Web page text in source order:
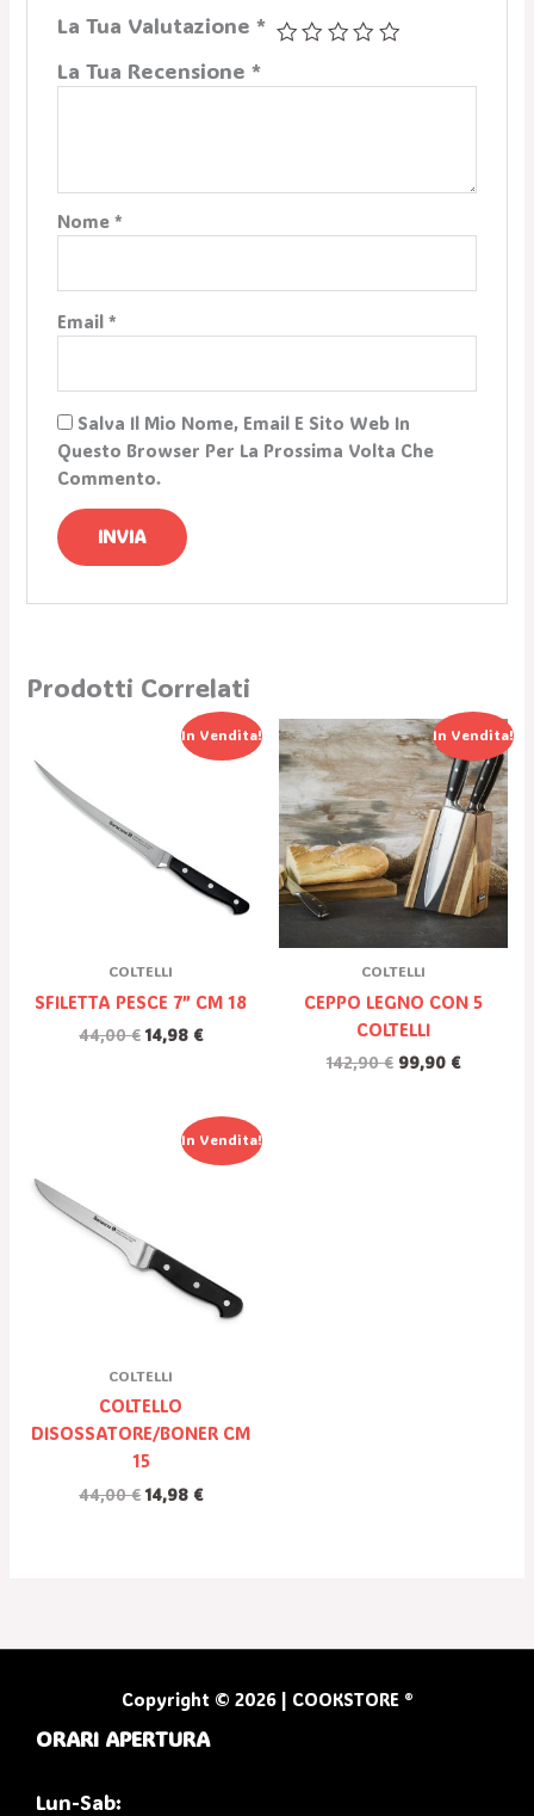
La Tua Valutazione *
La Tua Recensione *
Nome *
Email *
Salva Il Mio Nome, Email E Sito Web In
Questo Browser Per La Prossima Volta Che
Commento.
Prodotti Correlati
In Vendita!
COLTELLI
SFILETTA PESCE 7” CM 18
44,00€
Prezzo
14,98 €
Il
Prezzo
In Vendita!
COLTELLI
CEPPO LEGNO CON 5
COLTELLI
142,90€
Il
Prezzo
Originale
Era:
142,90 €.
99,90 €
Il
Prezzo
Attuale
È:
99,90 €.
In Vendita!
COLTELLI
COLTELLO
DISOSSATORE/BONER CM
15
44,00€
Prezzo
14,98 €
Il
Prezzo
Copyright © 2026 | COOKSTORE ®
ORARI APERTURA
Lun-Sab: